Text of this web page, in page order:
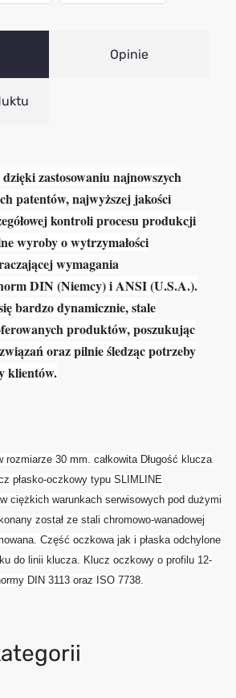
Opinie
zastosowaniu najnowszych
patentów, najwyższej jakości
kontroli procesu produkcji
wyroby o wytrzymałości
wymagania
DIN (Niemcy) i ANSI (U.S.A.).
bardzo dynamicznie, stale
produktów, poszukując
oraz pilnie śledząc potrzeby
klientów.
rozmiarze 30 mm. całkowita Długość klucza
płasko-oczkowy typu SLIMLINE
ciężkich warunkach serwisowych pod dużymi
został ze stali chromowo-wanadowej
Część oczkowa jak i płaska odchylone
do linii klucza. Klucz oczkowy o profilu 12-
DIN 3113 oraz ISO 7738.